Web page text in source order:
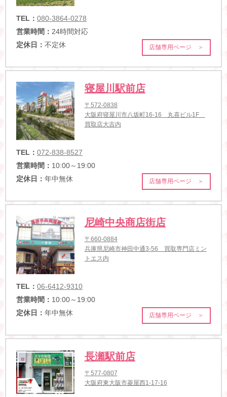
TEL： 080-3864-0278
営業時間： 24時間対応
定休日： 不定休 店舗専用ページ ＞
寝屋川駅前店
〒572-0838
大阪府寝屋川市八坂町16-16 丸喜ビル1F
買取店大吉内
TEL： 072-838-8527
営業時間： 10:00～19:00
定休日： 年中無休 店舗専用ページ ＞
尼崎中央商店街店
〒660-0884
兵庫県尼崎市神田中通3-56 買取専門店ミン
トエス内
TEL： 06-6412-9310
営業時間： 10:00～19:00
定休日： 年中無休 店舗専用ページ ＞
長瀬駅前店
〒577-0807
大阪府東大阪市菱屋西1-17-16